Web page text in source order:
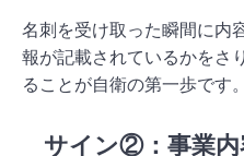
名刺を受け取った瞬間に内
報が記載されているかをさ
ることが自衛の第一歩です。
サイン②：事業内